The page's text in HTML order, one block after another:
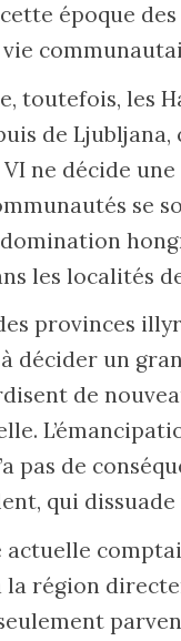
époque
toutefois, les
de
ne décide
se
domination
les localités
provinces
décider un
de
pas de
qui
actuelle
la région